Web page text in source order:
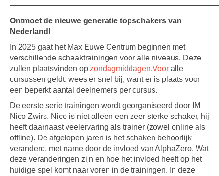
Ontmoet de nieuwe generatie topschakers van
Nederland!
In 2025 gaat het Max Euwe Centrum beginnen met
verschillende schaaktrainingen voor alle niveaus. Deze
zullen plaatsvinden op zondagmiddagen.Voor alle
cursussen geldt: wees er snel bij, want er is plaats voor
een beperkt aantal deelnemers per cursus.
De eerste serie trainingen wordt georganiseerd door IM
Nico Zwirs. Nico is niet alleen een zeer sterke schaker, hij
heeft daarnaast veelervaring als trainer (zowel online als
offline). De afgelopen jaren is het schaken behoorlijk
veranderd, met name door de invloed van AlphaZero. Wat
deze veranderingen zijn en hoe het invloed heeft op het
huidige spel komt naar voren in de trainingen. In deze